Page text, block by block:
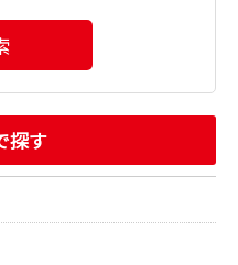
探す